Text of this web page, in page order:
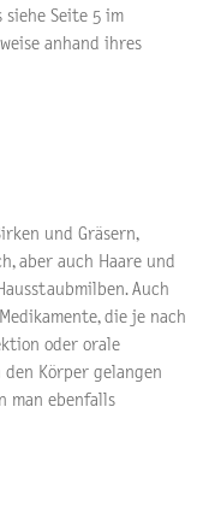
Seite 5 im
anhand ihres
und Gräsern,
aber auch Haare und
Auch
die je nach
oder orale
den Körper gelangen
man ebenfalls